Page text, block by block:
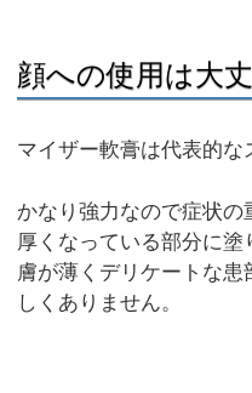
顔への使用は大
マイザー軟膏は代表的な
かなり強力なので症状
厚くなっている部分に
膚が薄くデリケートな患
しくありません。